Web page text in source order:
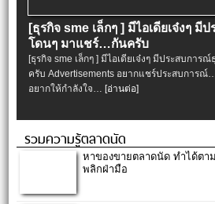
[ธุรกิจ sme เล็กๆ ] มีไอเดียเจ๋งๆ มี
โดนๆ มาแชร์…กันครับ
[ธุรกิจ sme เล็กๆ ] มีไอเดียเจ๋งๆ มีประสบกา
ครับ Advertisements อยากแชร์ประสบการ
อยากให้กำลังใจ… [อ่านต่อ]
รวมความรู้ตลาดนัด
หาของขายตลาดนัด ทำได้ตา
พลิกฝ่ามือ